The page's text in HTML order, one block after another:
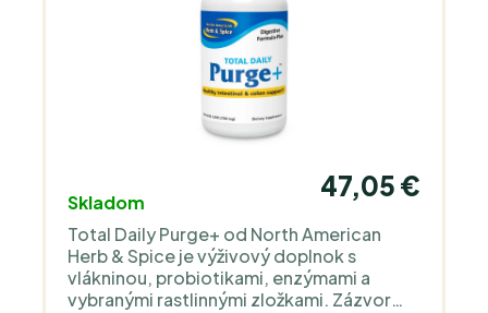
Skladom
47,05 €
Total Daily Purge+ od North American
Herb & Spice je výživový doplnok s
vlákninou, probiotikami, enzýmami a
vybranými rastlinnými zložkami. Zázvor